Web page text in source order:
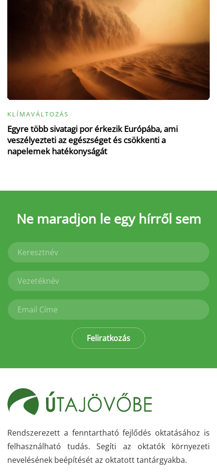
KLÍMAVÁLTOZÁS
Egyre több sivatagi por érkezik Európába, ami
veszélyezteti az egészséget és csökkenti a
napelemek hatékonyságát
Ne maradjon le egy hírről sem
Feliratkozás
Rendszerezett a fenntartható fejlődés oktatásához is
felhasználható tudás. Segíti az oktatók környezeti
nevelésének beépítését az oktatott tantárgyakba.